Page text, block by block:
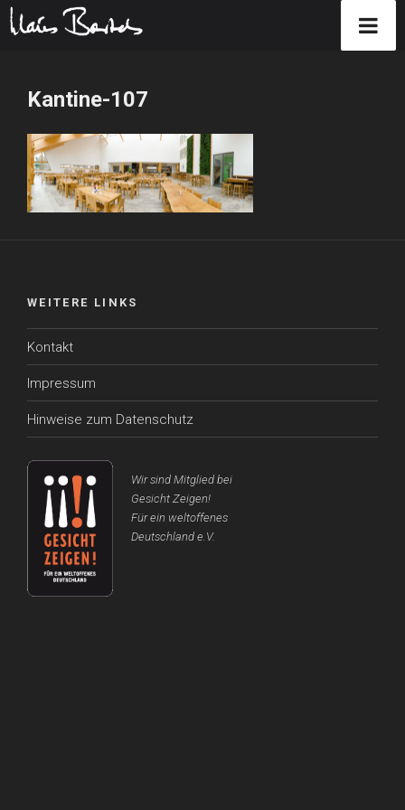
springenKantine-107
WEITERE LINKS
Kontakt
Impressum
Hinweise zum Datenschutz
Wir sind Mitglied bei
Gesicht Zeigen!
Für ein weltoffenes
Deutschland e.V.